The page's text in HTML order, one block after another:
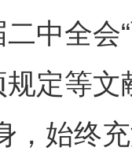
中全会
规定等
，始终